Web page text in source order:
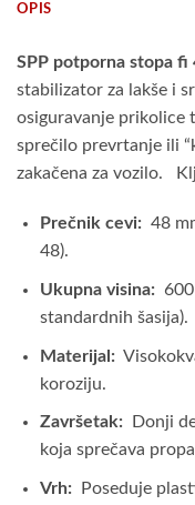
OPIS
SPP potporna stopa fi
stabilizator za lakše i
osiguravanje prikolice
sprečilo prevrtanje ili
zakačena za vozilo.
Prečnik cevi: 48
48).
Ukupna visina:
standardnih šasija).
Materijal:
koroziju.
Završetak:
Donji
koja sprečava
Vrh:
Poseduje